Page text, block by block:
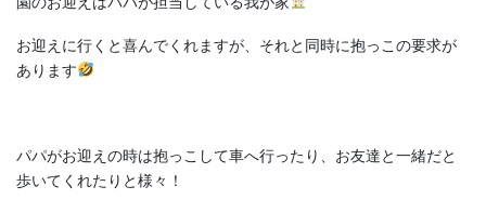
お迎えに行くと喜んでくれますが、それと同時に抱っこの要求が
あります
パパがお迎えの時は抱っこして車へ行ったり、お友達と一緒だと
歩いてくれたりと様々！